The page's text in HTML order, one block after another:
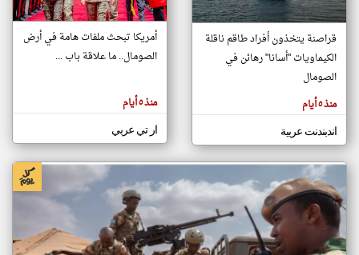
تغيير الدولة
اخبار الصومال على مدار الساعة
أهم اخبار الصومال العاجلة والمباشرة
المقالات
هنا عن
وجهة
كاتبيها.
قراصنة يتخذون أفراد طاقم ناقلة
الكيماويات "أسانا" رهائن في
الصومال
منذ ٥ أيام
اندبندنت عربية
أمريكا تبحث ملفات هامة في أرض
الصومال.. ما علاقة باب ...
منذ ٥ أيام
ار تي عربي
klyoum.com